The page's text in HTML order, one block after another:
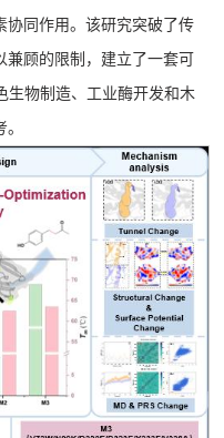
协同作用。该研究突破了传
兼顾的限制，建立了一套可
生物制造、工业酶开发和木